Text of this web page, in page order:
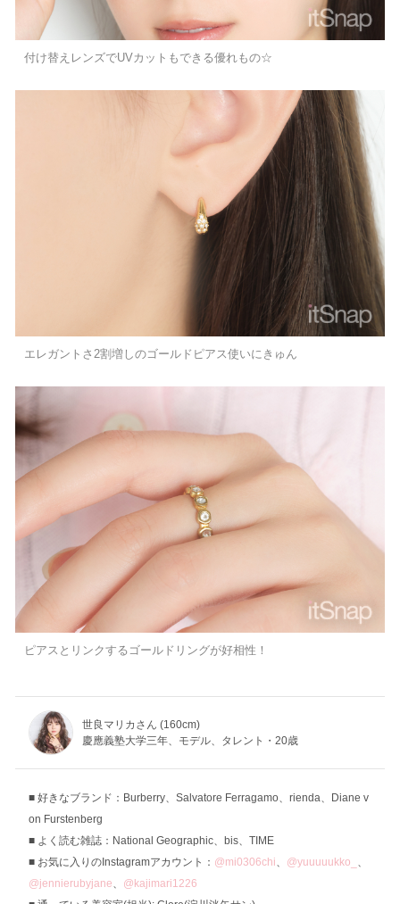
付け替えレンズでUVカットもできる優れもの☆
エレガントさ2割増しのゴールドピアス使いにきゅん
ピアスとリンクするゴールドリングが好相性！
世良マリカさん (160cm)
慶應義塾大学三年、モデル、タレント・20歳
好きなブランド：Burberry、Salvatore Ferragamo、rienda、Diane v
on Furstenberg
よく読む雑誌：National Geographic、bis、TIME
お気に入りのInstagramアカウント： @mi0306chi、 @yuuuuukko_ 、
@jennierubyjane、 @kajimari1226